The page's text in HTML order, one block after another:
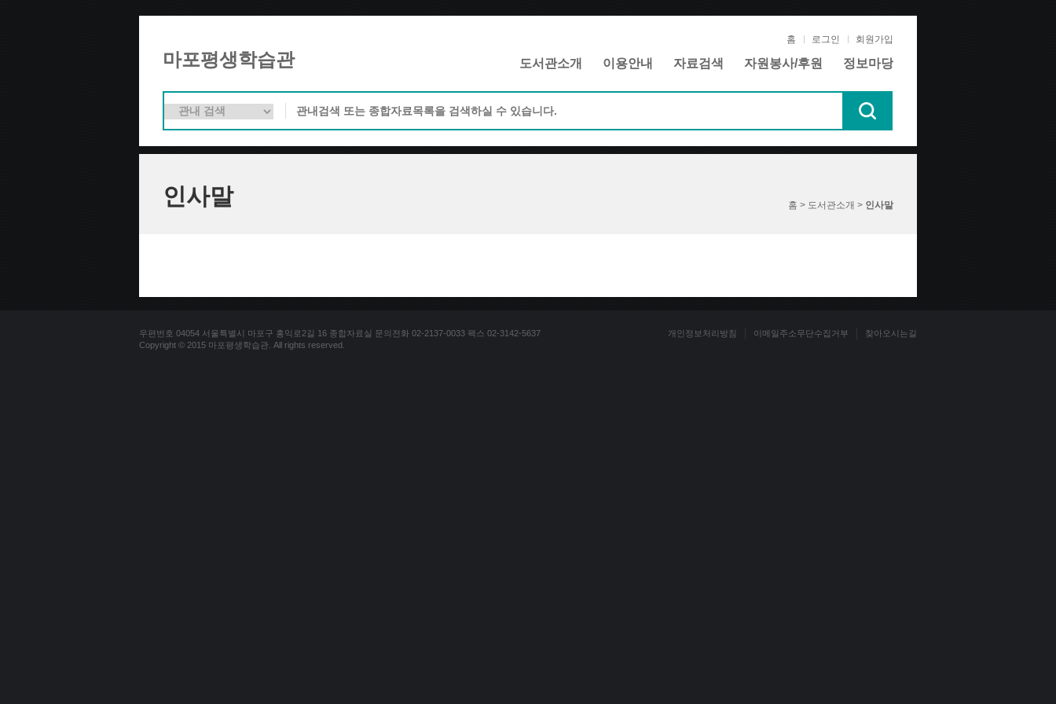
마포평생학습관
홈 로그인 회원가입
도서관소개 이용안내 자료검색 자원봉사/후원 정보마당
인사말 홈 > 도서관소개 > 인사말
우편번호 04054 서울특별시 마포구 홍익로2길 16 종합자료실 문의전화 02-2137-0033 팩스 02-3142-5637
Copyright © 2015 마포평생학습관. All rights reserved.
개인정보처리방침 이메일주소무단수집거부 찾아오시는길